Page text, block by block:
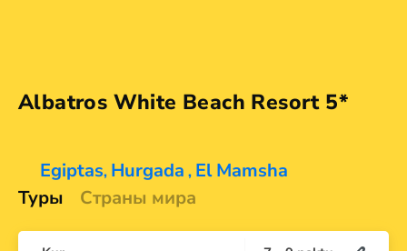
Albatros White Beach Resort 5*
Egiptas, Hurgada , El Mamsha
Туры
Страны мира